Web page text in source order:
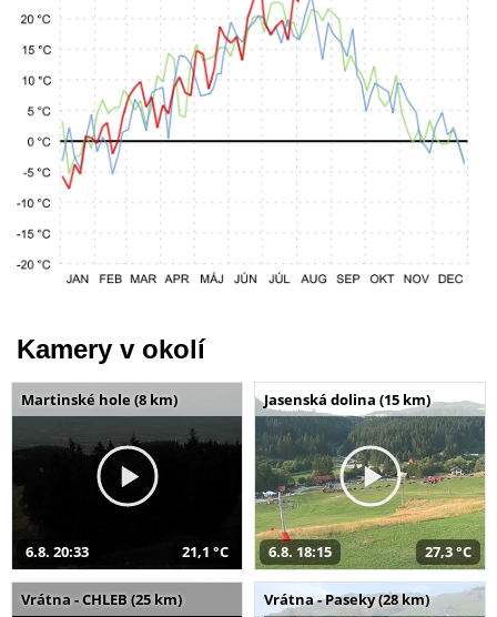
Kamery v okolí
Martinské hole (8 km)
6.8. 20:33 21,1 °C
Jasenská dolina (15 km)
6.8. 18:15 27,3 °C
Vrátna - CHLEB (25 km) Vrátna - Paseky (28 km)